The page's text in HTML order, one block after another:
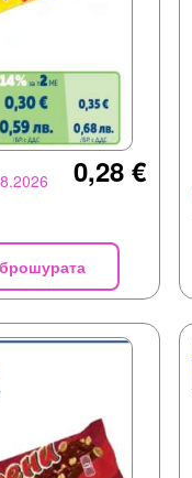
0,28 €